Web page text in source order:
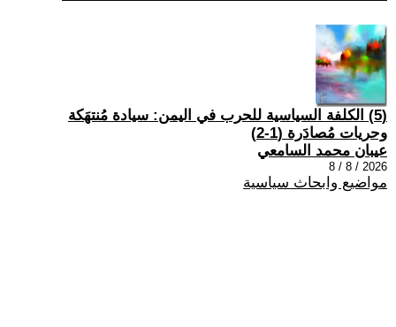
(5) الكلفة السياسية للحرب في اليمن: سيادة مُنتهَكة
وحريات مُصادَرة (1-2)
عيبان محمد السامعي
2026 / 8 / 8
مواضيع وابحاث سياسية